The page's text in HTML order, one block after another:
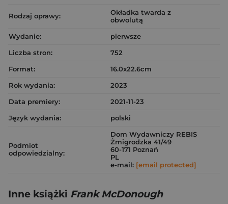
Rodzaj oprawy:
Okładka twarda z
obwolutą
Wydanie:
pierwsze
Liczba stron:
752
Format:
16.0x22.6cm
Rok wydania:
2023
Data premiery:
2021-11-23
Język wydania:
polski
Podmiot
odpowiedzialny:
Dom Wydawniczy REBIS
Żmigrodzka 41/49
60-171 Poznań
PL
e-mail: [email protected]
Inne książki Frank McDonough